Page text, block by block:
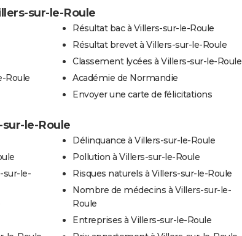
sur-le-Roule
Roule
Résultat bac à Villers-sur-le-Roule
Résultat brevet à Villers-sur-le-Roule
Classement lycées à Villers-sur-le-Roule
Académie de Normandie
Envoyer une carte de félicitations
sur-le-Roule
sur-le-
Délinquance à Villers-sur-le-Roule
Pollution à Villers-sur-le-Roule
Risques naturels à Villers-sur-le-Roule
Nombre de médecins à Villers-sur-le-
Roule
Entreprises à Villers-sur-le-Roule